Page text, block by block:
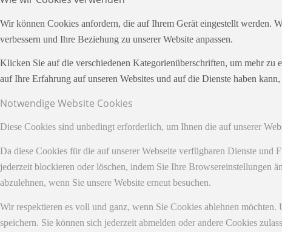
Wir können Cookies anfordern, die auf Ihrem Gerät eingestellt werden.
verbessern und Ihre Beziehung zu unserer Website anpassen.
Klicken Sie auf die verschiedenen Kategorienüberschriften, um mehr
auf Ihre Erfahrung auf unseren Websites und auf die Dienste haben
Notwendige Website Cookies
Diese Cookies sind unbedingt erforderlich, um Ihnen die auf unserer
Da diese Cookies für die auf unserer Webseite verfügbaren Dienste
jederzeit blockieren oder löschen, indem Sie Ihre Browsereinstellungen
abzulehnen, wenn Sie unsere Website erneut besuchen.
Wir respektieren es voll und ganz, wenn Sie Cookies ablehnen
speichern. Sie können sich jederzeit abmelden oder andere Cookies